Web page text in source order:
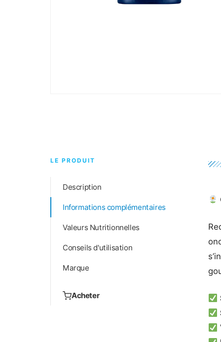
LE PRODUIT
Description
Informations complémentaires
Valeurs Nutritionnelles
Conseils d'utilisation
Marque
Acheter